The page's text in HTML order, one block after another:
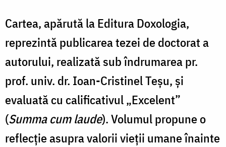
Cartea, apărută la Editura Doxologia,
reprezintă publicarea tezei de doctorat a
autorului, realizată sub îndrumarea pr.
prof. univ. dr. Ioan-Cristinel Teșu, și
evaluată cu calificativul „Excelent”
(Summa cum laude). Volumul propune o
reflecție asupra valorii vieții umane înainte